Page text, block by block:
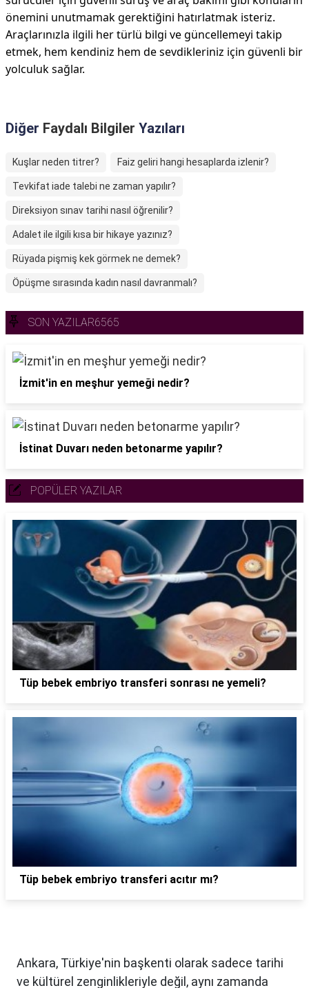
önemini unutmamak gerektiğini hatırlatmak isteriz.
Araçlarınızla ilgili her türlü bilgi ve güncellemeyi takip
etmek, hem kendiniz hem de sevdikleriniz için güvenli bir
yolculuk sağlar.
Diğer Faydalı Bilgiler Yazıları
Kuşlar neden titrer? Faiz geliri hangi hesaplarda izlenir?
Tevkifat iade talebi ne zaman yapılır?
Direksiyon sınav tarihi nasıl öğrenilir?
Adalet ile ilgili kısa bir hikaye yazınız?
Rüyada pişmiş kek görmek ne demek?
Öpüşme sırasında kadın nasıl davranmalı?
SON YAZILAR6565
İzmit'in en meşhur yemeği nedir?
İstinat Duvarı neden betonarme yapılır?
POPÜLER YAZILAR
Tüp bebek embriyo transferi sonrası ne yemeli?
Tüp bebek embriyo transferi acıtır mı?
Ankara, Türkiye'nin başkenti olarak sadece tarihi
ve kültürel zenginlikleriyle değil, aynı zamanda